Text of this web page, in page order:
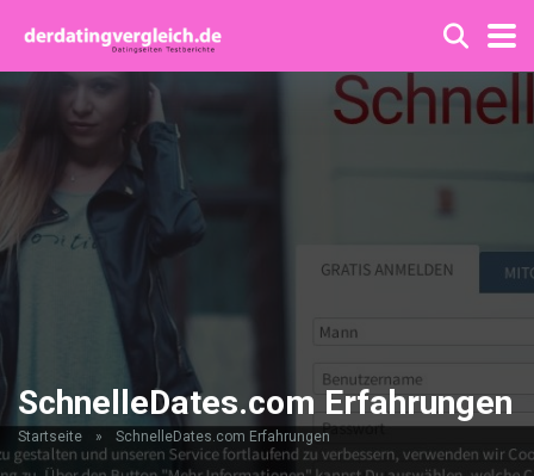
SchnelleDates.com Erfahrungen
Startseite » SchnelleDates.com Erfahrungen